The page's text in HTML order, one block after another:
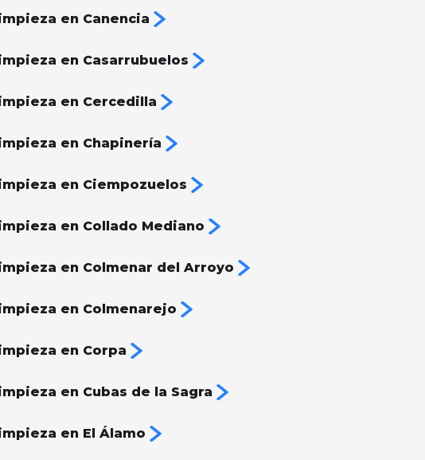
en Canencia
en Casarrubuelos
en Cercedilla
en Chapinería
en Ciempozuelos
en Collado Mediano
en Colmenar del Arroyo
en Colmenarejo
en Corpa
en Cubas de la Sagra
en El Álamo